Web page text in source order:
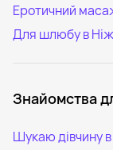
Еротичний
Для шлюбу в
Знайомства
Шукаю дівчину